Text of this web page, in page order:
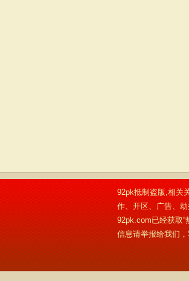
92pk抵制盗版,相关
作、开区、广告、
92pk.com已经获取
信息请举报给我们